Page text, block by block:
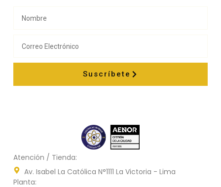
Atención / Tienda:
Av. Isabel La Católica N°1111 La Victoria - Lima
Planta:
Suscríbete